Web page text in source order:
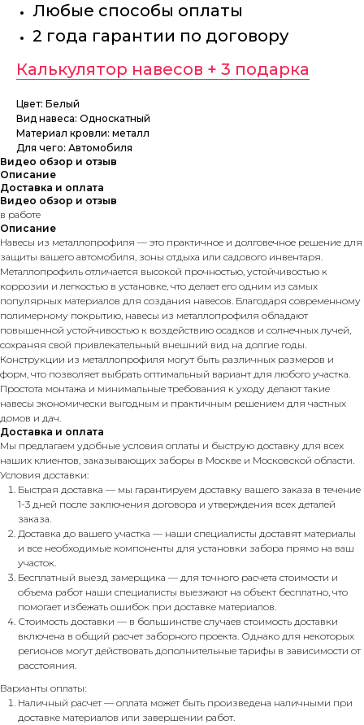
Любые способы оплаты
2 года гарантии по договору
Калькулятор навесов + 3 подарка
Цвет: Белый
Вид навеса: Односкатный
Материал кровли: металл
Для чего: Автомобиля
Видео обзор и отзыв
Описание
Доставка и оплата
Видео обзор и отзыв
в работе
Описание
Навесы из металлопрофиля — это практичное и долговечное решение для
защиты вашего автомобиля, зоны отдыха или садового инвентаря.
Металлопрофиль отличается высокой прочностью, устойчивостью к
коррозии и легкостью в установке, что делает его одним из самых
популярных материалов для создания навесов. Благодаря современному
полимерному покрытию, навесы из металлопрофиля обладают
повышенной устойчивостью к воздействию осадков и солнечных лучей,
сохраняя свой привлекательный внешний вид на долгие годы.
Конструкции из металлопрофиля могут быть различных размеров и
форм, что позволяет выбрать оптимальный вариант для любого участка.
Простота монтажа и минимальные требования к уходу делают такие
навесы экономически выгодным и практичным решением для частных
домов и дач.
Доставка и оплата
Мы предлагаем удобные условия оплаты и быструю доставку для всех
наших клиентов, заказывающих заборы в Москве и Московской области.
Условия доставки:
Быстрая доставка — мы гарантируем доставку вашего заказа в течение
1-3 дней после заключения договора и утверждения всех деталей
заказа.
Доставка до вашего участка — наши специалисты доставят материалы
и все необходимые компоненты для установки забора прямо на ваш
участок.
Бесплатный выезд замерщика — для точного расчета стоимости и
объема работ наши специалисты выезжают на объект бесплатно, что
помогает избежать ошибок при доставке материалов.
Стоимость доставки — в большинстве случаев стоимость доставки
включена в общий расчет заборного проекта. Однако для некоторых
регионов могут действовать дополнительные тарифы в зависимости от
расстояния.
Варианты оплаты:
Наличный расчет — оплата может быть произведена наличными при
доставке материалов или завершении работ.